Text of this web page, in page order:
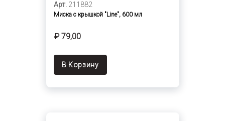
Арт. 211882
Миска с крышкой "Line", 600 мл
₽ 79,00
В Корзину